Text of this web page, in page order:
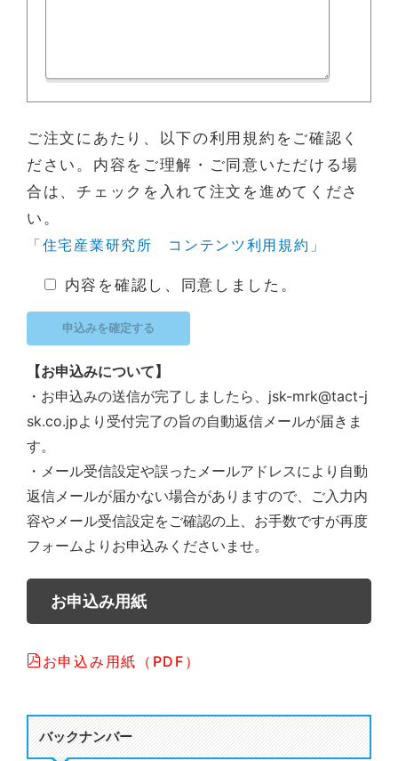
ご注文にあたり、以下の利用規約をご確認く
ださい。内容をご理解・ご同意いただける場
合は、チェックを入れて注文を進めてくださ
い。
「住宅産業研究所 コンテンツ利用規約」
内容を確認し、同意しました。
【お申込みについて】
・お申込みの送信が完了しましたら、jsk-mrk@tact-j
sk.co.jpより受付完了の旨の自動返信メールが届きま
す。
・メール受信設定や誤ったメールアドレスにより自動
返信メールが届かない場合がありますので、ご入力内
容やメール受信設定をご確認の上、お手数ですが再度
フォームよりお申込みくださいませ。
お申込み用紙
お申込み用紙（PDF）
バックナンバー